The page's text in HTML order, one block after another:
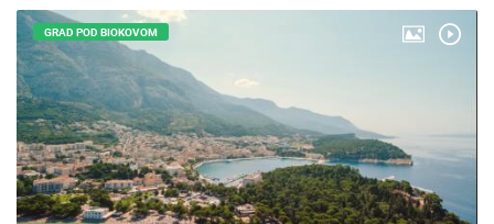
GRAD POD BIOKOVOM